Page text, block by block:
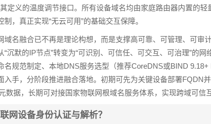
定义的温度调节接口。所有设备域名均由家庭路由器内置的轻
，真正实现“无云可用”的基础交互保障。
域名融合已不再是理论构想，而是支撑高可靠、可管理、可审
沉默的IP节点”转变为“可识别、可信任、可交互、可治理”的
名规范制定、本地DNS服务选型（推荐CoreDNS或BIND
入手，分阶段推进融合落地。初期可先为关键设备部署FQDN
数据，长期可对接国家物联网根域名服务体系，实现跨域可信
网设备身份认证与解析？